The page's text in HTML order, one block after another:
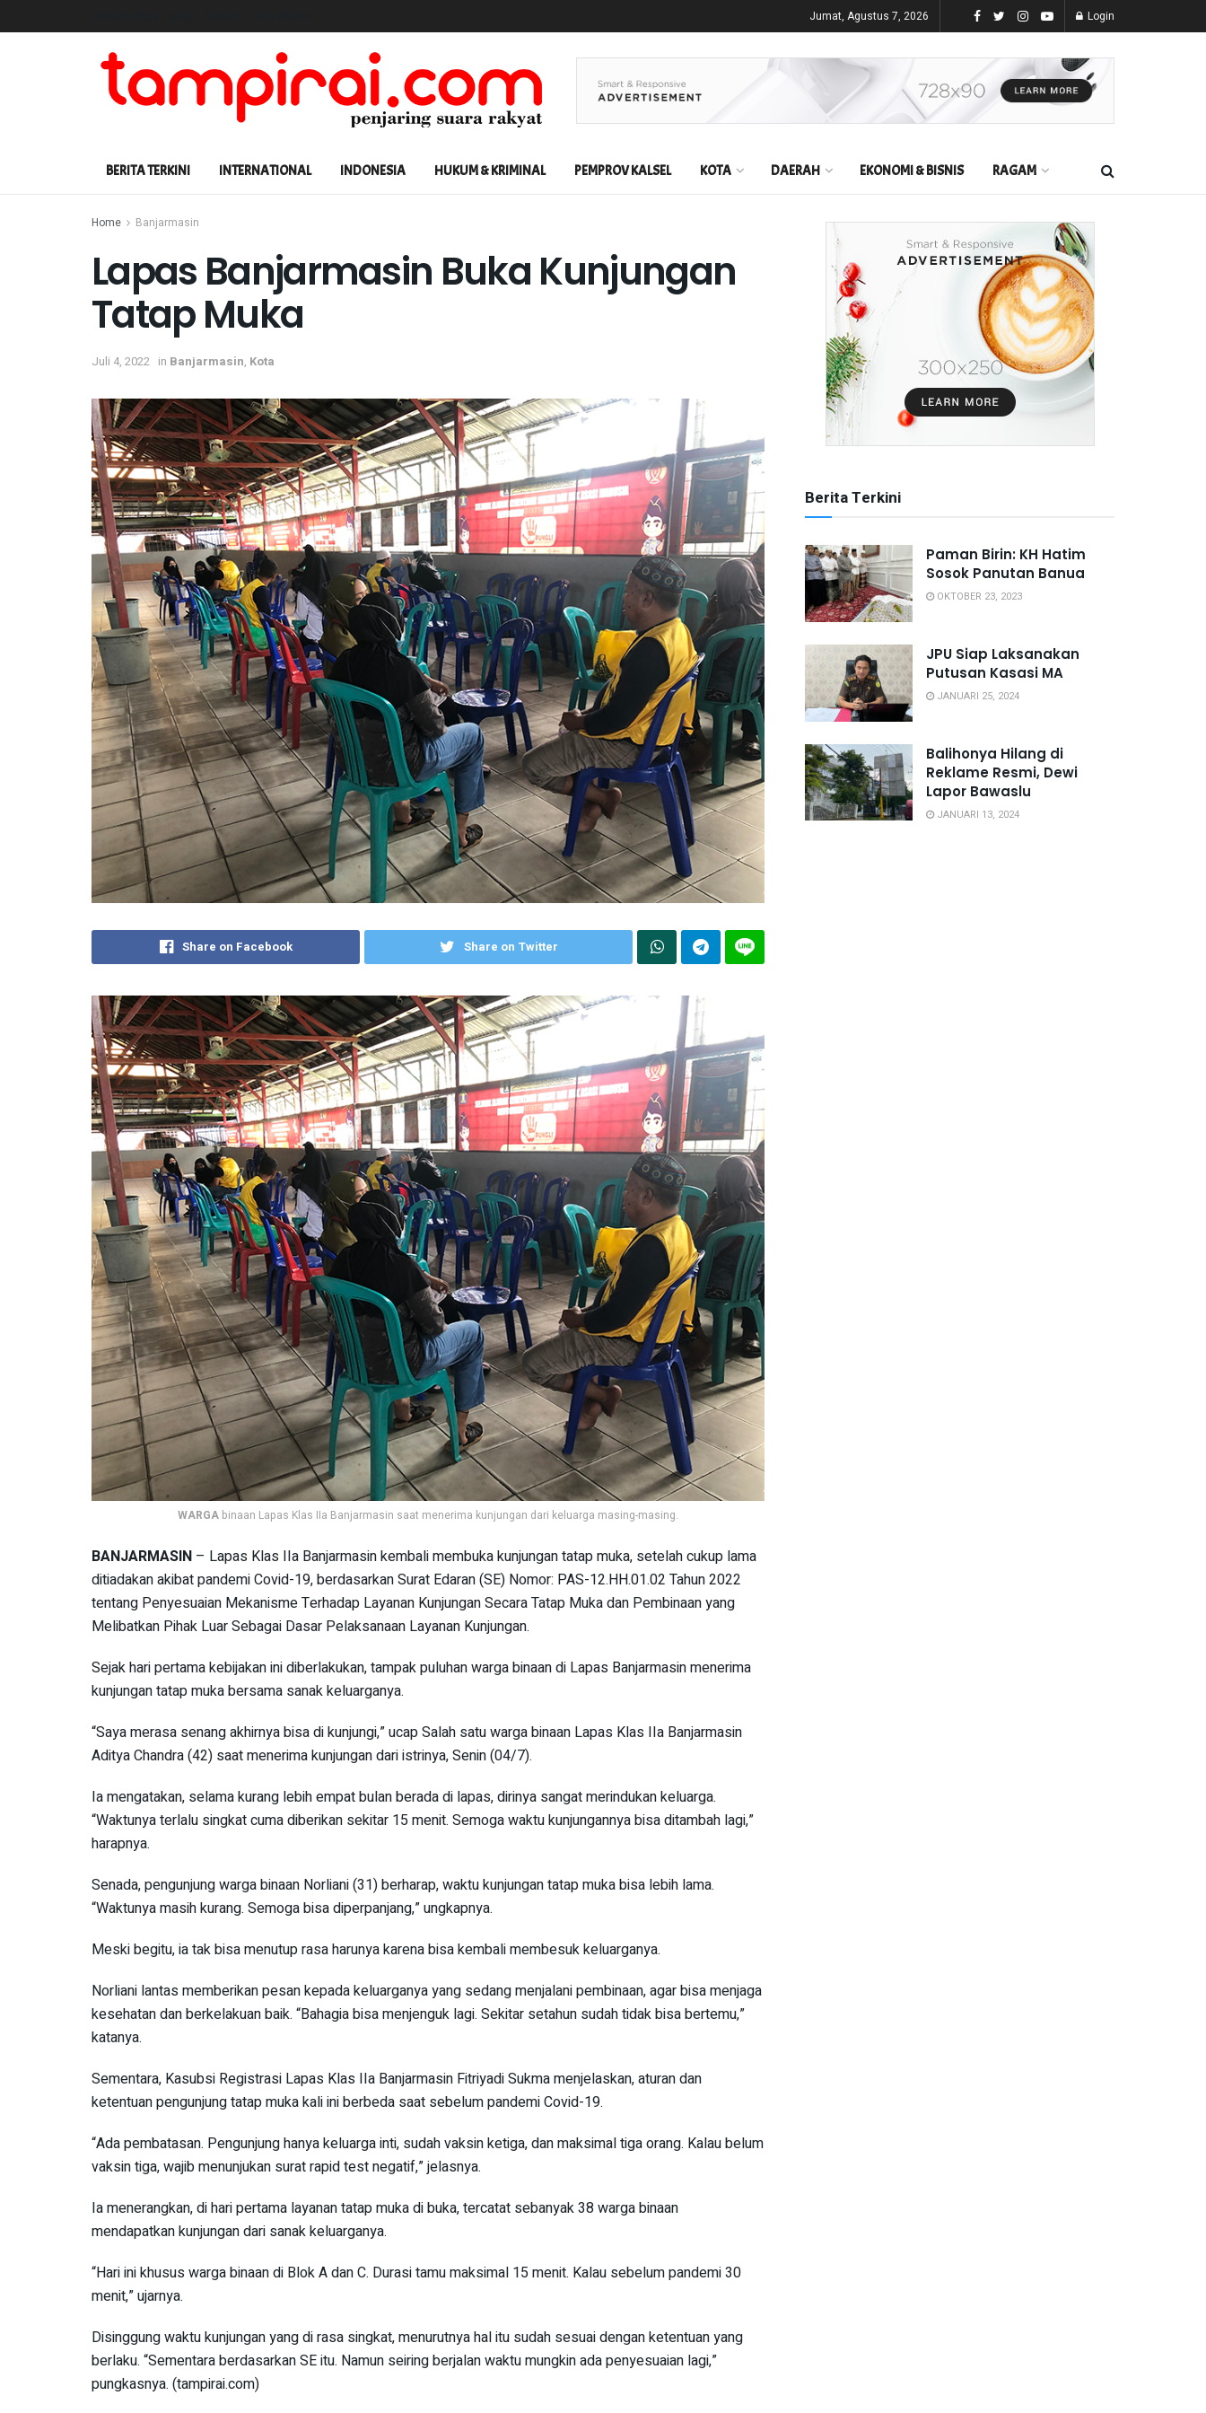
Jumat, Agustus 7, 2026 Login
BERITA TERKINI INTERNATIONAL INDONESIA HUKUM & KRIMINAL PEMPROV KALSEL KOTA DAERAH EKONOMI & BISNIS RAGAM
Home Banjarmasin
Lapas Banjarmasin Buka Kunjungan
Tatap Muka
Juli 4, 2022 in Banjarmasin, Kota
Share on Facebook Share on Twitter
WARGA binaan Lapas Klas IIa Banjarmasin saat menerima kunjungan dari keluarga masing-masing.
BANJARMASIN – Lapas Klas IIa Banjarmasin kembali membuka kunjungan tatap muka, setelah cukup lama
ditiadakan akibat pandemi Covid-19, berdasarkan Surat Edaran (SE) Nomor: PAS-12.HH.01.02 Tahun 2022
tentang Penyesuaian Mekanisme Terhadap Layanan Kunjungan Secara Tatap Muka dan Pembinaan yang
Melibatkan Pihak Luar Sebagai Dasar Pelaksanaan Layanan Kunjungan.
Sejak hari pertama kebijakan ini diberlakukan, tampak puluhan warga binaan di Lapas Banjarmasin menerima
kunjungan tatap muka bersama sanak keluarganya.
“Saya merasa senang akhirnya bisa di kunjungi,” ucap Salah satu warga binaan Lapas Klas IIa Banjarmasin
Aditya Chandra (42) saat menerima kunjungan dari istrinya, Senin (04/7).
Ia mengatakan, selama kurang lebih empat bulan berada di lapas, dirinya sangat merindukan keluarga.
“Waktunya terlalu singkat cuma diberikan sekitar 15 menit. Semoga waktu kunjungannya bisa ditambah lagi,”
harapnya.
Senada, pengunjung warga binaan Norliani (31) berharap, waktu kunjungan tatap muka bisa lebih lama.
“Waktunya masih kurang. Semoga bisa diperpanjang,” ungkapnya.
Meski begitu, ia tak bisa menutup rasa harunya karena bisa kembali membesuk keluarganya.
Norliani lantas memberikan pesan kepada keluarganya yang sedang menjalani pembinaan, agar bisa menjaga
kesehatan dan berkelakuan baik. “Bahagia bisa menjenguk lagi. Sekitar setahun sudah tidak bisa bertemu,”
katanya.
Sementara, Kasubsi Registrasi Lapas Klas IIa Banjarmasin Fitriyadi Sukma menjelaskan, aturan dan
ketentuan pengunjung tatap muka kali ini berbeda saat sebelum pandemi Covid-19.
“Ada pembatasan. Pengunjung hanya keluarga inti, sudah vaksin ketiga, dan maksimal tiga orang. Kalau belum
vaksin tiga, wajib menunjukan surat rapid test negatif,” jelasnya.
Ia menerangkan, di hari pertama layanan tatap muka di buka, tercatat sebanyak 38 warga binaan
mendapatkan kunjungan dari sanak keluarganya.
“Hari ini khusus warga binaan di Blok A dan C. Durasi tamu maksimal 15 menit. Kalau sebelum pandemi 30
menit,” ujarnya.
Disinggung waktu kunjungan yang di rasa singkat, menurutnya hal itu sudah sesuai dengan ketentuan yang
berlaku. “Sementara berdasarkan SE itu. Namun seiring berjalan waktu mungkin ada penyesuaian lagi,”
pungkasnya. (tampirai.com)
Berita Terkini
Paman Birin: KH Hatim
Sosok Panutan Banua
OKTOBER 23, 2023
JPU Siap Laksanakan
Putusan Kasasi MA
JANUARI 25, 2024
Balihonya Hilang di
Reklame Resmi, Dewi
Lapor Bawaslu
JANUARI 13, 2024